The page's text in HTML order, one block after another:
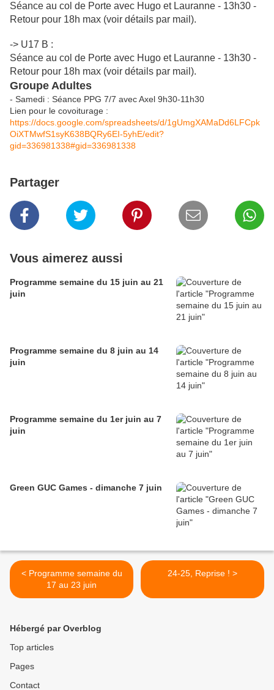
Séance au col de Porte avec Hugo et Lauranne - 13h30 -
Retour pour 18h max (voir détails par mail).
-> U17 B :
Séance au col de Porte avec Hugo et Lauranne - 13h30 -
Retour pour 18h max (voir détails par mail).
Groupe Adultes
- Samedi : Séance PPG 7/7 avec Axel 9h30-11h30
Lien pour le covoiturage :
https://docs.google.com/spreadsheets/d/1gUmgXAMaDd6LFCpk
OiXTMwfS1syK638BQRy6EI-5yhE/edit?
gid=336981338#gid=336981338
Partager
Vous aimerez aussi
Programme semaine du 15 juin au 21
juin
Programme semaine du 8 juin au 14
juin
Programme semaine du 1er juin au 7
juin
Green GUC Games - dimanche 7 juin
< Programme semaine du
17 au 23 juin
24-25, Reprise ! >
Hébergé par Overblog
Top articles
Pages
Contact